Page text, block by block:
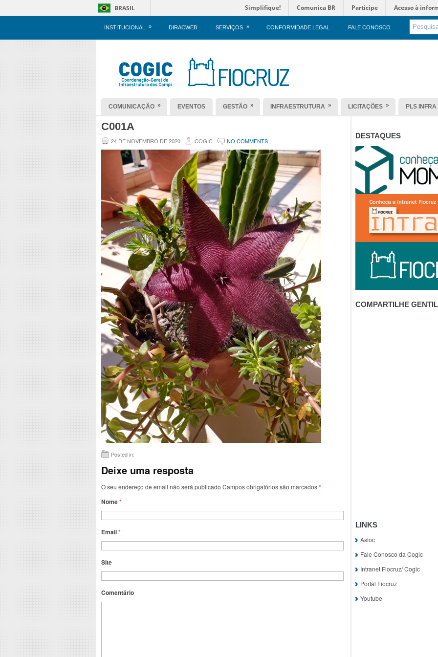
BRASIL Simplifique! Comunica BR Participe Acesso à
INSTITUCIONAL » DIRACWEB SERVIÇOS » CONFORMIDADE LEGAL FALE CONOSCO
COMUNICAÇÃO » EVENTOS GESTÃO » INFRAESTRUTURA » LICITAÇÕES » PLS INFRA
C001A
24 DE NOVEMBRO DE 2020 COGIC NO COMMENTS
Posted in:
Deixe uma resposta
O seu endereço de email não será publicado Campos obrigatórios são marcados*
Nome*
Email*
Site
Comentário
DESTAQUES
COMPARTILHE
LINKS
Asfoc
Fale Conosco da Cogic
Intranet Fiocruz/ Cogic
Portal Fiocruz
Youtube